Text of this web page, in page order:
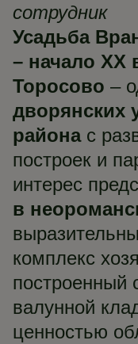
сотрудник
Усадьба
– начало XX
Торосово –
дворянских
районас
построек и
интерес
в
комплекс
построенный
валунной
ценностью